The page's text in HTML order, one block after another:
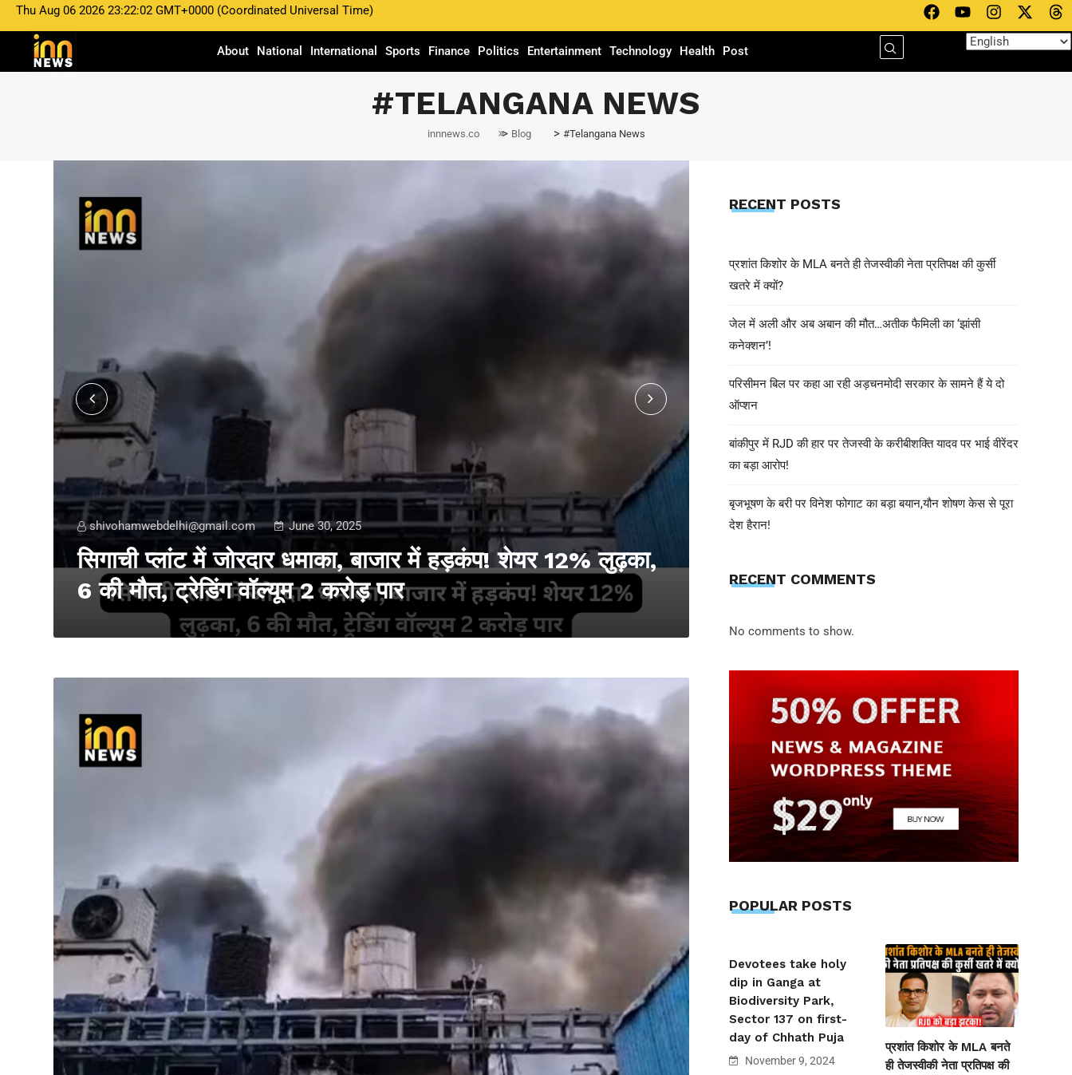
Thu Aug 06 2026 23:22:02 GMT+0000 (Coordinated Universal Time)
About National International Sports Finance Politics Entertainment Technology Health Post
#TELANGANA NEWS
innnews.co > Blog > #Telangana News
shivohamwebdelhi@gmail.com June 30, 2025
सिगाची प्लांट में जोरदार धमाका, बाजार में हड़कंप! शेयर 12% लुढ़का,
6 की मौत, ट्रेडिंग वॉल्यूम 2 करोड़ पार
shivohamwebdelhi@gmail.com
6 की मौत, ट्रेडिंग वॉल्यूम 2 करोड़ पार
RECENT POSTS
प्रशांत किशोर के MLA बनते ही तेजस्वीकी नेता प्रतिपक्ष की कुर्सी
खतरे में क्यों?
जेल में अली और अब अबान की मौत…अतीक फैमिली का ‘झांसी
कनेक्शन’!
परिसीमन बिल पर कहा आ रही अड़चनमोदी सरकार के सामने हैं ये दो
ऑप्शन
बांकीपुर में RJD की हार पर तेजस्वी के करीबीशक्ति यादव पर भाई वीरेंदर
का बड़ा आरोप!
बृजभूषण के बरी पर विनेश फोगाट का बड़ा बयान,यौन शोषण केस से पूरा
देश हैरान!
RECENT COMMENTS
No comments to show.
POPULAR POSTS
Devotees take holy
dip in Ganga at
Biodiversity Park,
Sector 137 on first-
day of Chhath Puja
November 9, 2024
प्रशांत किशोर के MLA बनते
ही तेजस्वीकी नेता प्रतिपक्ष की